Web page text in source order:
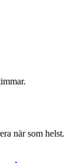
när som helst.